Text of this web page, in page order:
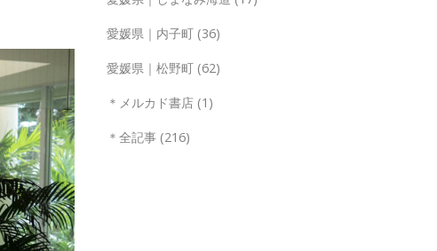
愛媛県｜内子町 (36)
愛媛県｜松野町 (62)
＊メルカド書店 (1)
＊全記事 (216)